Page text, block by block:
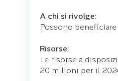
A chi si rivolge:
Possono
Risorse:
Le risorse a
20 milioni per il